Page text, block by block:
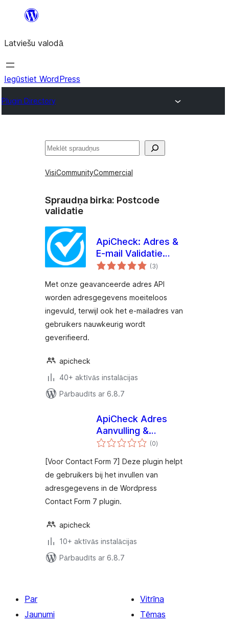
Pāriet
saturu
Latviešu valodā
Iegūstiet WordPress
Plugin Directory
Meklēt
VisiCommunityCommercial
Spraudņa birka: Postcode
validatie
ApiCheck: Adres &
E-mail Validatie
voor
(3vērtējumu
kopsumma
)
Met onze geavanceerde adres API
worden adresgegevens moeiteloos
ingevuld, terwijl ook het e-mailadres van
gebruikers nauwkeurig wordt
geverifieerd.
apicheck
40+ aktīvās instalācijas
Pārbaudīts ar 6.8.7
ApiCheck Adres
Aanvulling &
Validatie voor
(0vērtējumu
kopsumma
)
[Voor Contact Form 7] Deze plugin helpt
de gebruikers bij het invullen van
adresgegevens in de Wordpress
Contact Form 7 plugin.
apicheck
10+ aktīvās instalācijas
Pārbaudīts ar 6.8.7
Par
Jaunumi
Vitrīna
Tēmas